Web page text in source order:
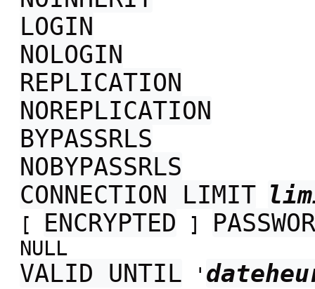
LOGIN
NOLOGIN
REPLICATION
NOREPLICATION
BYPASSRLS
NOBYPASSRLS
CONNECTION LIMIT
[ ENCRYPTED ]
NULL
VALID UNTIL '